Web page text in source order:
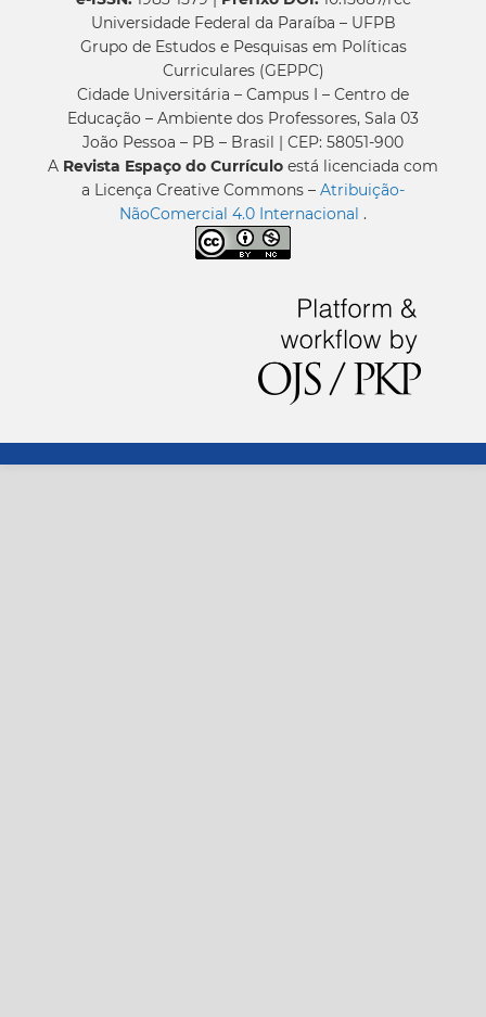
Universidade Federal da Paraíba – UFPB
Grupo de Estudos e Pesquisas em Políticas
Curriculares (GEPPC)
Cidade Universitária – Campus I – Centro de
Educação – Ambiente dos Professores, Sala 03
João Pessoa – PB – Brasil | CEP: 58051-900
A Revista Espaço do Currículo está licenciada com
a Licença Creative Commons – Atribuição-
NãoComercial 4.0 Internacional .